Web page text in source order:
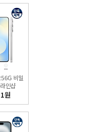
비밀
인샵
1원